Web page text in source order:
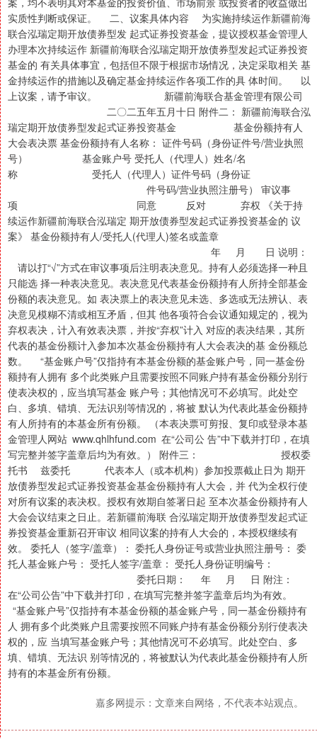
实质性判断或保证。 二、议案具体内容 为实施持续运作新疆前海
联合泓瑞定期开放债券型发 起式证券投资基金，提议授权基金管理人
办理本次持续运作 新疆前海联合泓瑞定期开放债券型发起式证券投资
基金的 有关具体事宜，包括但不限于根据市场情况，决定采取相关 基
金持续运作的措施以及确定基金持续运作各项工作的具 体时间。 以
上议案，请予审议。 新疆前海联合基金管理有限公司
二〇二五年五月十日 附件二： 新疆前海联合泓
瑞定期开放债券型发起式证券投资基金 基金份额持有人
大会表决票 基金份额持有人名称： 证件号码（身份证件号/营业执照
号） 基金账户号 受托人（代理人）姓名/名
称 受托人（代理人）证件号码（身份证
件号码/营业执照注册号） 审议事
项 同意 反对 弃权 《关于持
续运作新疆前海联合泓瑞定 期开放债券型发起式证券投资基金的 议
案》 基金份额持有人/受托人(代理人)签名或盖章
年 月 日 说明：
请以打“√”方式在审议事项后注明表决意见。持有人必须选择一种且
只能选 择一种表决意见。表决意见代表基金份额持有人所持全部基金
份额的表决意见。如 表决票上的表决意见未选、多选或无法辨认、表
决意见模糊不清或相互矛盾，但其 他各项符合会议通知规定的，视为
弃权表决，计入有效表决票，并按“弃权”计入 对应的表决结果，其所
代表的基金份额计入参加本次基金份额持有人大会表决的基 金份额总
数。 “基金账户号”仅指持有本基金份额的基金账户号，同一基金份
额持有人拥有 多个此类账户且需要按照不同账户持有基金份额分别行
使表决权的，应当填写基金 账户号；其他情况可不必填写。此处空
白、多填、错填、无法识别等情况的，将被 默认为代表此基金份额持
有人所持有的本基金所有份额。 （本表决票可剪报、复印或登录本基
金管理人网站 www.qhlhfund.com 在“公司公 告”中下载并打印，在填
写完整并签字盖章后均为有效。） 附件三： 授权委
托书 兹委托 代表本人（或本机构）参加投票截止日为 期开
放债券型发起式证券投资基金基金份额持有人大会，并 代为全权行使
对所有议案的表决权。授权有效期自签署日起 至本次基金份额持有人
大会会议结束之日止。若新疆前海联 合泓瑞定期开放债券型发起式证
券投资基金重新召开审议 相同议案的持有人大会的，本授权继续有
效。 委托人（签字/盖章）： 委托人身份证号或营业执照注册号： 委
托人基金账户号： 受托人签字/盖章： 受托人身份证明编号：
委托日期： 年 月 日 附注：
在“公司公告”中下载并打印，在填写完整并签字盖章后均为有效。
“基金账户号”仅指持有本基金份额的基金账户号，同一基金份额持有
人 拥有多个此类账户且需要按照不同账户持有基金份额分别行使表决
权的，应 当填写基金账户号；其他情况可不必填写。此处空白、多
填、错填、无法识 别等情况的，将被默认为代表此基金份额持有人所
持有的本基金所有份额。
嘉多网提示：文章来自网络，不代表本站观点。